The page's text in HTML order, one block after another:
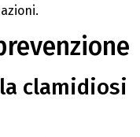
clamidiosi